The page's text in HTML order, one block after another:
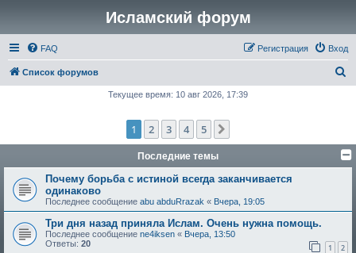
Исламский форум
FAQ Вход
Регистрация
Список форумов
к
Текущее время: 10 авг 2026, 17:39
1 2 3 4 5
Последние темы
Почему борьба с истиной всегда заканчивается
одинаково
Последнее сообщение abu abduRrazak « Вчера, 19:05
Три дня назад приняла Ислам. Очень нужна помощь.
Последнее сообщение ne4iksen « Вчера, 13:50
Ответы: 20 1 2